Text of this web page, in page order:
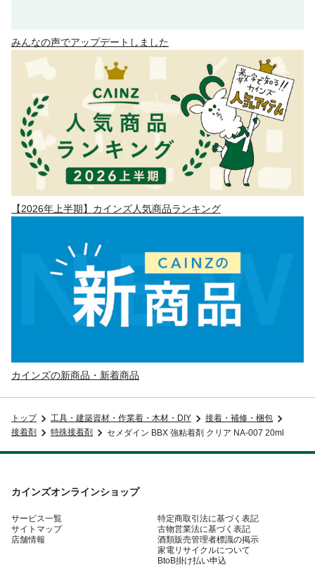
みんなの声でアップデートしました
【2026年上半期】カインズ人気商品ランキング
カインズの新商品・新着商品
トップ 工具・建築資材・作業着・木材・DIY
接着・補修・梱包
接着剤
特殊接着剤 セメダイン BBX 強粘着剤 クリア NA-007 20ml
カインズオンラインショップ
サービス一覧
サイトマップ
店舗情報
特定商取引法に基づく表記
古物営業法に基づく表記
酒類販売管理者標識の掲示
家電リサイクルについて
BtoB掛け払い申込